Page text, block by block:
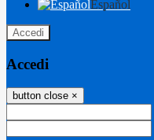
Español
Accedi
Accedi
button close ×